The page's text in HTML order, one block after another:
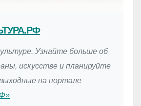
Узнайте больше об
искусстве и планируйте
на портале